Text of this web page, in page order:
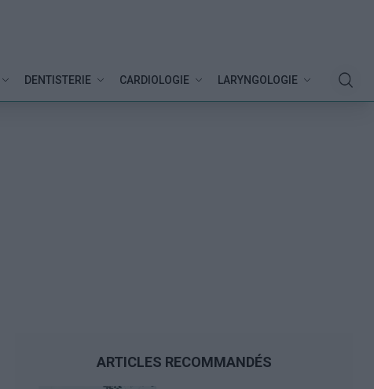
DENTISTERIE CARDIOLOGIE LARYNGOLOGIE
ARTICLES RECOMMANDÉS